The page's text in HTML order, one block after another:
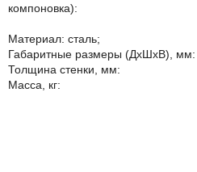
компоновка):
Материал: сталь;
Габаритные размеры (ДхШхВ), мм:
Толщина стенки, мм:
Масса, кг: